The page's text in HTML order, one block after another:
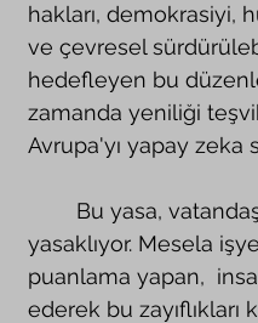
hakları, demokrasiyi,
ve çevresel
hedefleyen bu
zamanda yeniliği
Avrupa'yı yapay zeka
yasaklıyor. Mesela
puanlama yapan,
ederek bu